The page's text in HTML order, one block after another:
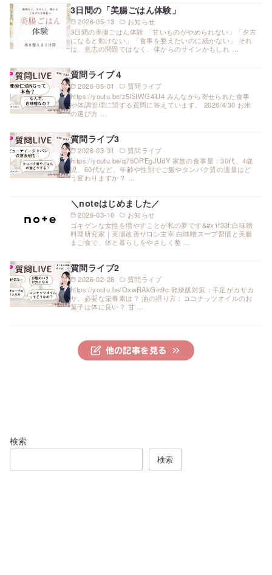
2026-05-13 お知らせ
3日間の「美腸ごはん体験」
3日間の美腸ごはん体験 「甘いものがやめられない」「夕方
になると動けない」「食事を整えたいのに続かない」 それ
は、意志の問題ではなく、体からのサインかもしれ …
2026-05-01 質問ライブ
質問ライブ４
https://youtu.be/z5lSIWG4iU4 みんなから寄せられた食事
や体調管理に関する質問に答えています。 2026/4/30 お米
の選び方 …
2026-03-31 質問ライブ
質問ライブ3
https://youtu.be/q75OREgJUdY 家族の食事量：30代、4歳
児、60代など、年齢や性別でご飯やタンパク質の適量はど
う変わりますか？ …
2026-03-10 お知らせ
＼noteはじめました／
ゴキゲンな女性を増やすことが私の夢です&#x1f33f;白味噌
料理研究家｜美腸改善サロン主宰 白味噌スープ習慣と美腸
まご食で、体と暮らしをやさしく整 …
2026-02-28 質問ライブ
質問ライブ2
https://youtu.be/OxwRAkGin9c 乾燥肌対策：手足がカサカ
サ。必要な栄養素は？ 油の摂り方：ココナッツオイルのお
菓子は体に良い？ 甘 …
他の記事を見る
検索
検索